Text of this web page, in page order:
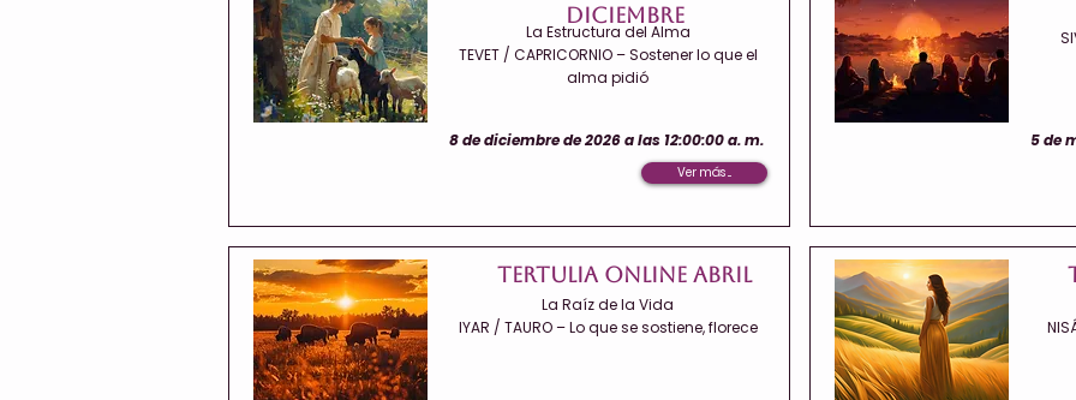
Diciembre
La Estructura del Alma
TEVET / CAPRICORNIO – Sostener lo que el
alma pidió
8 de diciembre de 2026 a las 12:00:00 a. m.
Ver más ...
Tertulia Online Abril
La Raíz de la Vida
IYAR / TAURO – Lo que se sostiene, florece
5 de